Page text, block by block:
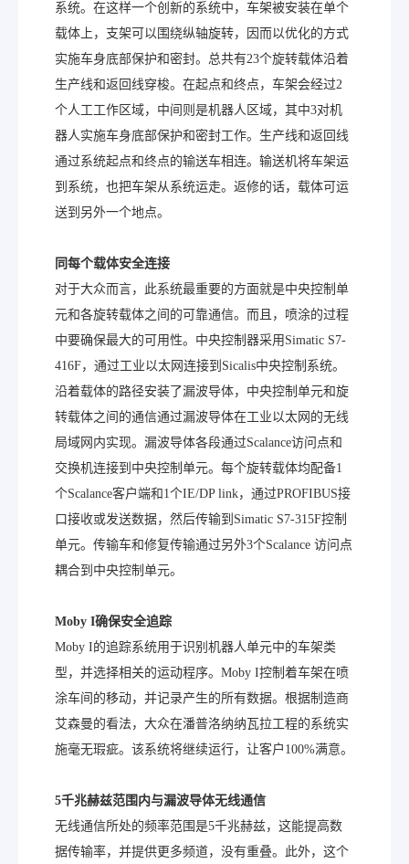
系统。在这样一个创新的系统中，车架被安装在单个
载体上，支架可以围绕纵轴旋转，因而以优化的方式
实施车身底部保护和密封。总共有23个旋转载体沿着
生产线和返回线穿梭。在起点和终点，车架会经过2
个人工工作区域，中间则是机器人区域，其中3对机
器人实施车身底部保护和密封工作。生产线和返回线
通过系统起点和终点的输送车相连。输送机将车架运
到系统，也把车架从系统运走。返修的话，载体可运
送到另外一个地点。
同每个载体安全连接
对于大众而言，此系统最重要的方面就是中央控制单
元和各旋转载体之间的可靠通信。而且，喷涂的过程
中要确保最大的可用性。中央控制器采用Simatic S7-
416F，通过工业以太网连接到Sicalis中央控制系统。
沿着载体的路径安装了漏波导体，中央控制单元和旋
转载体之间的通信通过漏波导体在工业以太网的无线
局域网内实现。漏波导体各段通过Scalance访问点和
交换机连接到中央控制单元。每个旋转载体均配备1
个Scalance客户端和1个IE/DP link，通过PROFIBUS接
口接收或发送数据，然后传输到Simatic S7-315F控制
单元。传输车和修复传输通过另外3个Scalance 访问点
耦合到中央控制单元。
Moby I确保安全追踪
Moby I的追踪系统用于识别机器人单元中的车架类
型，并选择相关的运动程序。Moby I控制着车架在喷
涂车间的移动，并记录产生的所有数据。根据制造商
艾森曼的看法，大众在潘普洛纳纳瓦拉工程的系统实
施毫无瑕疵。该系统将继续运行，让客户100%满意。
5千兆赫兹范围内与漏波导体无线通信
无线通信所处的频率范围是5千兆赫兹，这能提高数
据传输率，并提供更多频道，没有重叠。此外，这个